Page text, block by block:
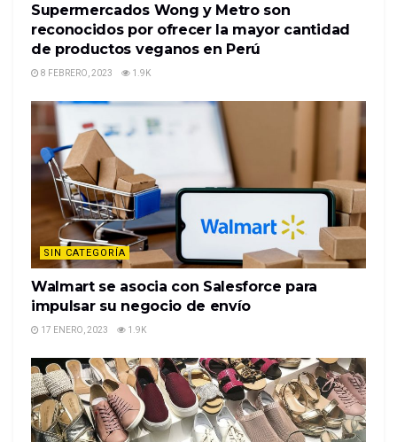
Supermercados Wong y Metro son
reconocidos por ofrecer la mayor cantidad
de productos veganos en Perú
8 FEBRERO, 2023 1.9K
SIN CATEGORÍA
Walmart se asocia con Salesforce para
impulsar su negocio de envío
17 ENERO, 2023 1.9K